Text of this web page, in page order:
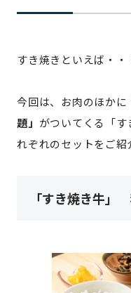
すき焼きといえば・・
今回は、お肉のほかに
題」 がついてくる「
れぞれのセットをご紹
「すき焼き牛